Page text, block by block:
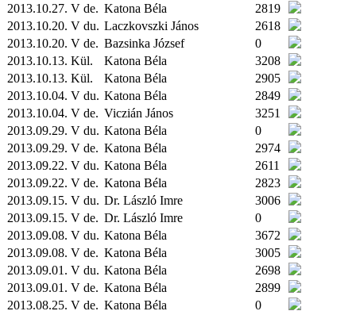
2013.10.27. V de. Katona Béla
2819
2013.10.20. V du. Laczkovszki János
2618
2013.10.20. V de. Bazsinka József
0
2013.10.13. Kül. Katona Béla
3208
2013.10.13. Kül. Katona Béla
2905
2013.10.04. V du. Katona Béla
2849
2013.10.04. V de. Viczián János
3251
2013.09.29. V du. Katona Béla
0
2013.09.29. V de. Katona Béla
2974
2013.09.22. V du. Katona Béla
2611
2013.09.22. V de. Katona Béla
2823
2013.09.15. V du. Dr. László Imre
3006
2013.09.15. V de. Dr. László Imre
0
2013.09.08. V du. Katona Béla
3672
2013.09.08. V de. Katona Béla
3005
2013.09.01. V du. Katona Béla
2698
2013.09.01. V de. Katona Béla
2899
2013.08.25. V de. Katona Béla
0